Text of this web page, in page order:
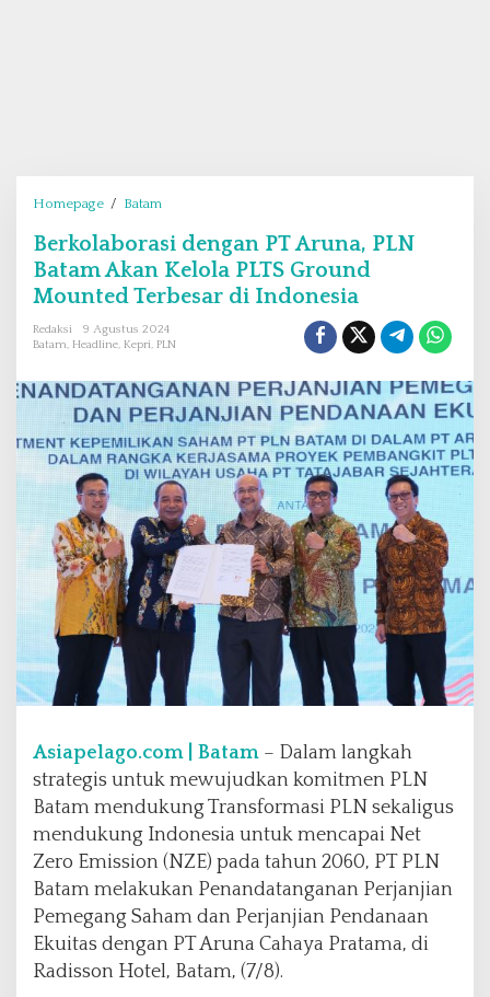
Homepage / Batam
r
o
a
o
r
a
s
i
d
e
n
g
a
n
P
r
u
a
,
L
N
B
a
a
m
Berkolaborasi dengan PT Aruna, PLN
Batam Akan Kelola PLTS Ground
Mounted Terbesar di Indonesia
Redaksi
9 Agustus 2024
Batam, Headline, Kepri, PLN
Asiapelago.com | Batam – Dalam langkah
strategis untuk mewujudkan komitmen PLN
Batam mendukung Transformasi PLN sekaligus
mendukung Indonesia untuk mencapai Net
Zero Emission (NZE) pada tahun 2060, PT PLN
Batam melakukan Penandatanganan Perjanjian
Pemegang Saham dan Perjanjian Pendanaan
Ekuitas dengan PT Aruna Cahaya Pratama, di
Radisson Hotel, Batam, (7/8).